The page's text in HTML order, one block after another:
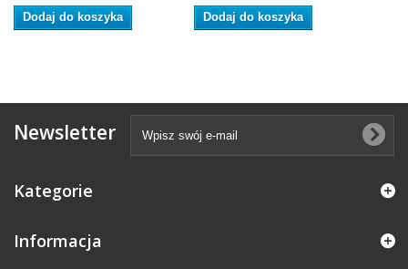
Dodaj do koszyka
Dodaj do koszyka
Newsletter
Kategorie
Informacja